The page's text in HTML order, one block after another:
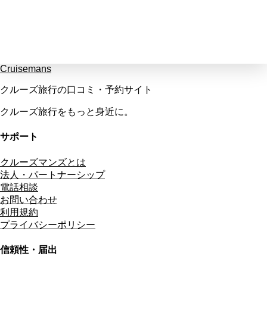
Cruisemans
クルーズ旅行の口コミ・予約サイト
クルーズ旅行をもっと身近に。
サポート
クルーズマンズとは
法人・パートナーシップ
電話相談
お問い合わせ
利用規約
プライバシーポリシー
信頼性・届出